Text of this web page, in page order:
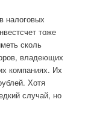
налоговых
тоже
сколь
владеющих
компаниях. Их
Хотя
случай, но